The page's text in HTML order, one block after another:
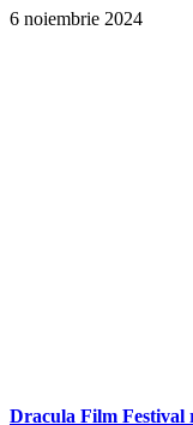
6 noiembrie 2024
Dracula Film Festival